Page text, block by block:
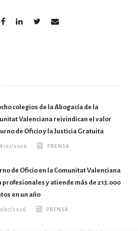
colegios de la Abogacía de la
Valenciana reivindican el valor
de Oficio y la Justicia Gratuita
07/2026 PRENSA
de Oficio en la Comunitat Valenciana
profesionales y atiende más de 213.000
en un año
07/2026 PRENSA